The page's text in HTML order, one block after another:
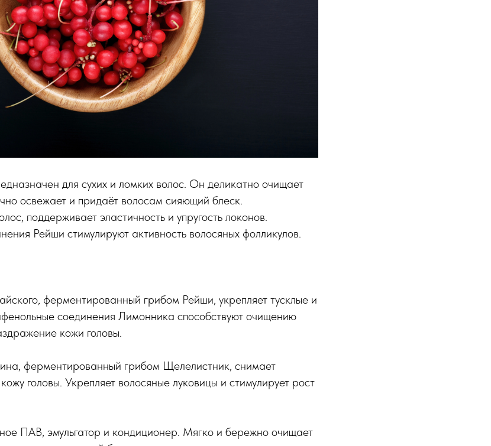
для сухих и ломких волос. Он деликатно очищает
освежает и придаёт волосам сияющий блеск.
поддерживает эластичность и упругость локонов.
Рейши стимулируют активность волосяных фолликулов.
ферментированный грибом Рейши, укрепляет тусклые и
соединения Лимонника способствуют очищению
кожи головы.
ферментированный грибом Щелелистник, снимает
головы. Укрепляет волосяные луковицы и стимулирует рост
ПАВ, эмульгатор и кондиционер. Мягко и бережно очищает